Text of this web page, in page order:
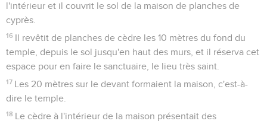
l'intérieur et il couvrit le sol de la maison de planches de
cyprès.
16 Il revêtit de planches de cèdre les 10 mètres du fond du
temple, depuis le sol jusqu'en haut des murs, et il réserva cet
espace pour en faire le sanctuaire, le lieu très saint.
17 Les 20 mètres sur le devant formaient la maison, c'est-à-
dire le temple.
18 Le cèdre à l'intérieur de la maison présentait des